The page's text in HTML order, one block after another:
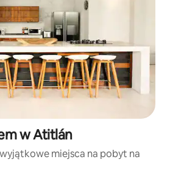
w Atitlán
miejsca na pobyt na